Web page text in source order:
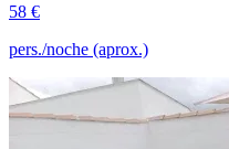
58 €
pers./noche (aprox.)